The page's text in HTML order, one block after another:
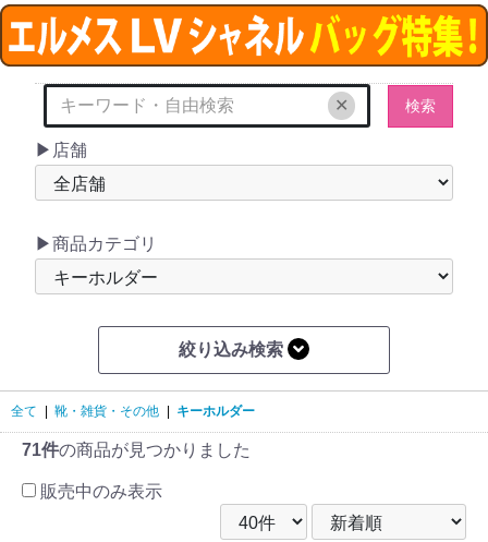
✕ 検索
▶店舗
▶商品カテゴリ
絞り込み検索
全て 靴・雑貨・その他 キーホルダー
71件の商品が見つかりました
販売中のみ表示